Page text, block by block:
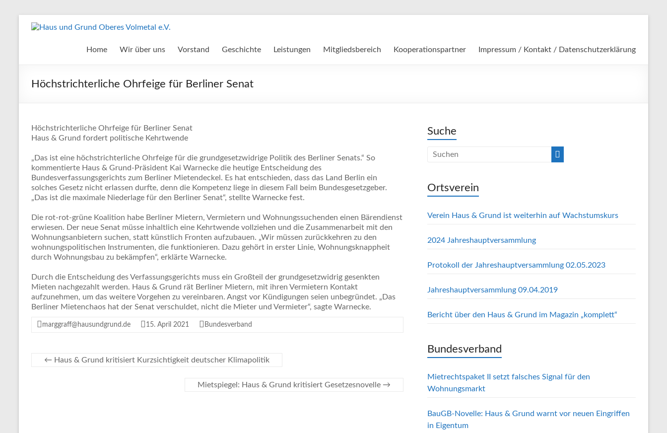
InhaltHaus
Oberes
e.V.
Home Wir über uns Vorstand Geschichte Leistungen Mitgliedsbereich Kooperationspartner Impressum / Kontakt / Datenschutzerklärung
Höchstrichterliche Ohrfeige für Berliner Senat
Höchstrichterliche Ohrfeige für Berliner Senat
Haus & Grund fordert politische Kehrtwende
„Das ist eine höchstrichterliche Ohrfeige für die grundgesetzwidrige Politik des Berliner Senats.“ So
kommentierte Haus & Grund-Präsident Kai Warnecke die heutige Entscheidung des
Bundesverfassungsgerichts zum Berliner Mietendeckel. Es hat entschieden, dass das Land Berlin ein
solches Gesetz nicht erlassen durfte, denn die Kompetenz liege in diesem Fall beim Bundesgesetzgeber.
„Das ist die maximale Niederlage für den Berliner Senat“, stellte Warnecke fest.
Die rot-rot-grüne Koalition habe Berliner Mietern, Vermietern und Wohnungssuchenden einen Bärendienst
erwiesen. Der neue Senat müsse inhaltlich eine Kehrtwende vollziehen und die Zusammenarbeit mit den
Wohnungsanbietern suchen, statt künstlich Fronten aufzubauen. „Wir müssen zurückkehren zu den
wohnungspolitischen Instrumenten, die funktionieren. Dazu gehört in erster Linie, Wohnungsknappheit
durch Wohnungsbau zu bekämpfen“, erklärte Warnecke.
Durch die Entscheidung des Verfassungsgerichts muss ein Großteil der grundgesetzwidrig gesenkten
Mieten nachgezahlt werden. Haus & Grund rät Berliner Mietern, mit ihren Vermietern Kontakt
aufzunehmen, um das weitere Vorgehen zu vereinbaren. Angst vor Kündigungen seien unbegründet. „Das
Berliner Mietenchaos hat der Senat verschuldet, nicht die Mieter und Vermieter“, sagte Warnecke.
marggraff@hausundgrund.de 15. April 2021 Bundesverband
← Haus & Grund kritisiert Kurzsichtigkeit deutscher Klimapolitik
Mietspiegel: Haus & Grund kritisiert Gesetzesnovelle →
Suche
Ortsverein
Verein Haus & Grund ist weiterhin auf Wachstumskurs
2024 Jahreshauptversammlung
Protokoll der Jahreshauptversammlung 02.05.2023
Jahreshauptversammlung 09.04.2019
Bericht über den Haus & Grund im Magazin „komplett“
Bundesverband
Mietrechtspaket II setzt falsches Signal für den
Wohnungsmarkt
BauGB-Novelle: Haus & Grund warnt vor neuen Eingriffen
in Eigentum